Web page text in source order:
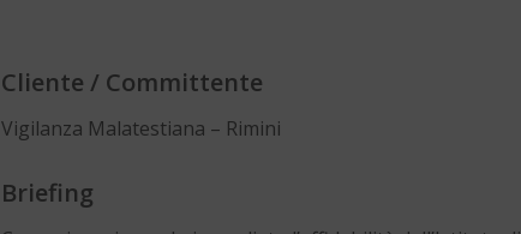
Cliente / Committente
Vigilanza Malatestiana – Rimini
Briefing